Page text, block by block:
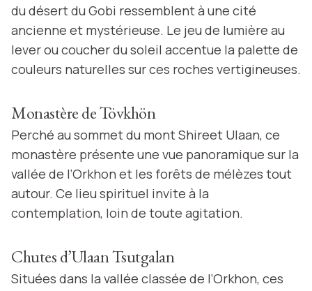
du désert du Gobi ressemblent à une cité
ancienne et mystérieuse. Le jeu de lumière au
lever ou coucher du soleil accentue la palette de
couleurs naturelles sur ces roches vertigineuses.
Monastère de Tövkhön
Perché au sommet du mont Shireet Ulaan, ce
monastère présente une vue panoramique sur la
vallée de l’Orkhon et les forêts de mélèzes tout
autour. Ce lieu spirituel invite à la
contemplation, loin de toute agitation.
Chutes d’Ulaan Tsutgalan
Situées dans la vallée classée de l’Orkhon, ces